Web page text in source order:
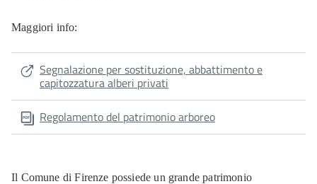
Maggiori info:
Segnalazione per sostituzione, abbattimento e
capitozzatura alberi privati
Regolamento del patrimonio arboreo
Il Comune di Firenze possiede un grande patrimonio